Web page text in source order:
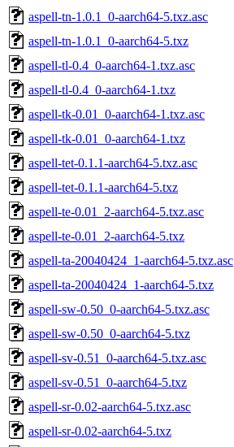
aspell-tn-1.0.1_0-aarch64-5.txz.asc
aspell-tn-1.0.1_0-aarch64-5.txz
aspell-tl-0.4_0-aarch64-1.txz.asc
aspell-tl-0.4_0-aarch64-1.txz
aspell-tk-0.01_0-aarch64-1.txz.asc
aspell-tk-0.01_0-aarch64-1.txz
aspell-tet-0.1.1-aarch64-5.txz.asc
aspell-tet-0.1.1-aarch64-5.txz
aspell-te-0.01_2-aarch64-5.txz.asc
aspell-te-0.01_2-aarch64-5.txz
aspell-ta-20040424_1-aarch64-5.txz.asc
aspell-ta-20040424_1-aarch64-5.txz
aspell-sw-0.50_0-aarch64-5.txz.asc
aspell-sw-0.50_0-aarch64-5.txz
aspell-sv-0.51_0-aarch64-5.txz.asc
aspell-sv-0.51_0-aarch64-5.txz
aspell-sr-0.02-aarch64-5.txz.asc
aspell-sr-0.02-aarch64-5.txz